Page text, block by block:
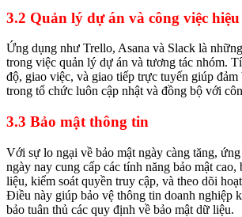
3.2 Quản lý dự án và công việc
Ứng dụng như Trello, Asana và Slack là
trong việc quản lý dự án và tương tác nhóm.
độ, giao việc, và giao tiếp trực tuyến giúp
trong tổ chức luôn cập nhật và đồng bộ với
3.3 Bảo mật thông tin
Với sự lo ngại về bảo mật ngày càng tăng,
ngày nay cung cấp các tính năng bảo mật cao,
liệu, kiểm soát quyền truy cập, và theo dõi
Điều này giúp bảo vệ thông tin doanh nghiệp
bảo tuân thủ các quy định về bảo mật dữ liệu.